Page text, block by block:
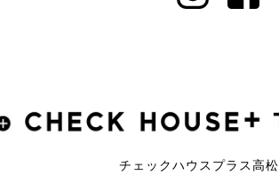
チェックハウスプラス高松